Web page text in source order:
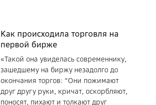
Как происходила торговля на
первой бирже
«Такой она увиделась современнику,
зашедшему на биржу незадолго до
окончания торгов: “Они пожимают
друг другу руки, кричат, оскорбляют,
поносят, пихают и толкают друг